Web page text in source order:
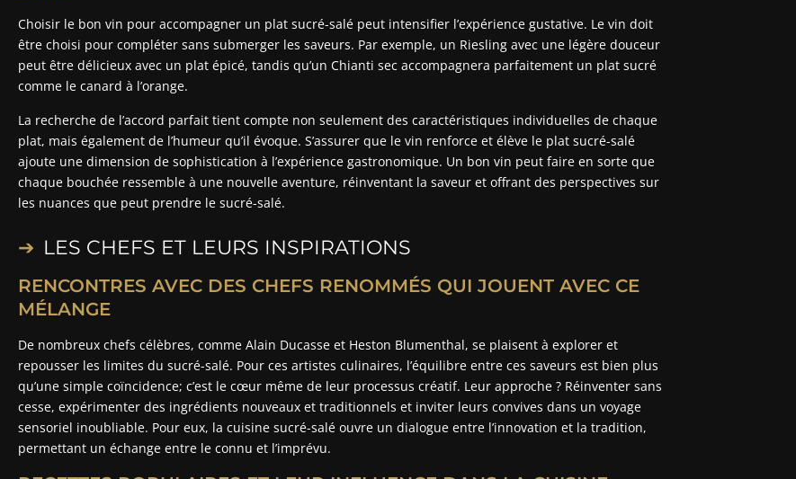
Choisir le bon vin pour accompagner un plat sucré-salé peut intensifier l’expérience gustative. Le vin doit
être choisi pour compléter sans submerger les saveurs. Par exemple, un Riesling avec une légère douceur
peut être délicieux avec un plat épicé, tandis qu’un Chianti sec accompagnera parfaitement un plat sucré
comme le canard à l’orange.
La recherche de l’accord parfait tient compte non seulement des caractéristiques individuelles de chaque
plat, mais également de l’humeur qu’il évoque. S’assurer que le vin renforce et élève le plat sucré-salé
ajoute une dimension de sophistication à l’expérience gastronomique. Un bon vin peut faire en sorte que
chaque bouchée ressemble à une nouvelle aventure, réinventant la saveur et offrant des perspectives sur
les nuances que peut prendre le sucré-salé.
LES CHEFS ET LEURS INSPIRATIONS
RENCONTRES AVEC DES CHEFS RENOMMÉS QUI JOUENT AVEC CE
MÉLANGE
De nombreux chefs célèbres, comme Alain Ducasse et Heston Blumenthal, se plaisent à explorer et
repousser les limites du sucré-salé. Pour ces artistes culinaires, l’équilibre entre ces saveurs est bien plus
qu’une simple coïncidence; c’est le cœur même de leur processus créatif. Leur approche ? Réinventer sans
cesse, expérimenter des ingrédients nouveaux et traditionnels et inviter leurs convives dans un voyage
sensoriel inoubliable. Pour eux, la cuisine sucré-salé ouvre un dialogue entre l’innovation et la tradition,
permettant un échange entre le connu et l’imprévu.